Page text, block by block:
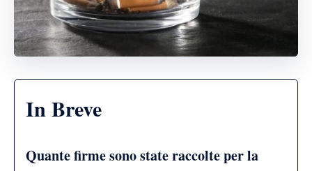
In Breve
Quante firme sono state raccolte per la